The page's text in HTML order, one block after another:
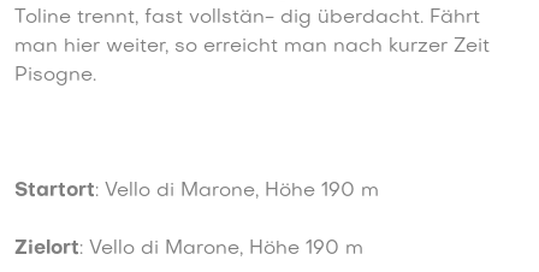
Toline trennt, fast vollstän- dig überdacht. Fährt
man hier weiter, so erreicht man nach kurzer Zeit
Pisogne.
Startort: Vello di Marone, Höhe 190 m
Zielort: Vello di Marone, Höhe 190 m